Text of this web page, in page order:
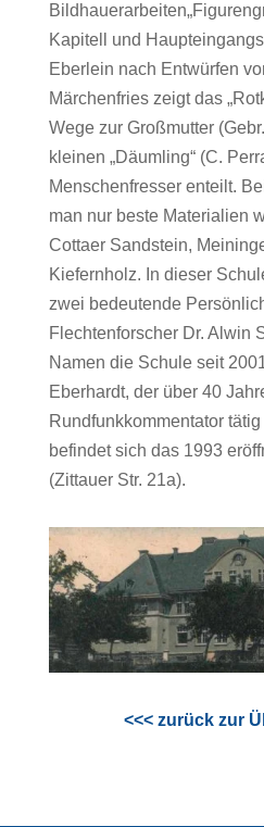
Kapitell und
Eberlein nach Entwürfen
Märchenfries zeigt das
Wege zur Großmutter
kleinen „Däumling“ (C.
Menschenfresser enteilt.
man nur beste Materialien
Cottaer Sandstein,
Kiefernholz. In dieser
zwei bedeutende
Flechtenforscher Dr. Alwin
Namen die Schule seit
Eberhardt, der über 40
Rundfunkkommentator
befindet sich das 1993
(Zittauer Str. 21a).
<<< zurück zur